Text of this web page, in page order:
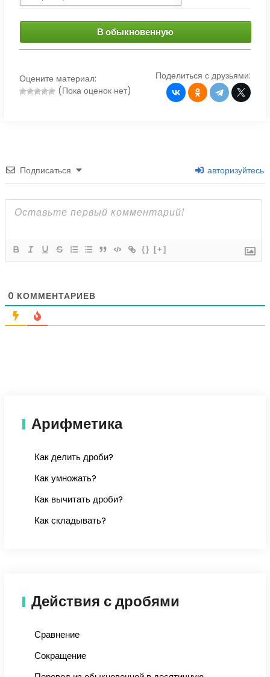
В обыкновенную
Оцените материал:
(Пока оценок нет)
Поделиться с друзьями:
Подписаться авторизуйтесь
{} [+]
0 КОММЕНТАРИЕВ
Арифметика
Как делить дроби?
Как умножать?
Как вычитать дроби?
Как складывать?
Действия с дробями
Сравнение
Сокращение